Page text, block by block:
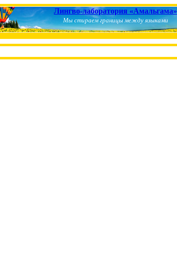
Лингво-лаборатория «Амальгама»
Мы стираем границы между языками